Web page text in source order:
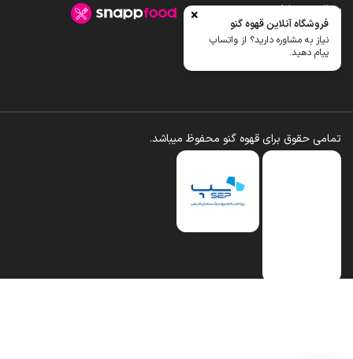
سوالات متداول
رویه ارسال کالا
× فروشگاه آنلاین قهوه گنو
نیاز به مشاوره دارید؟ از واتساپ
پیام دهید.
تمامی حقوق برای قهوه گنو محفوظ میباشد.